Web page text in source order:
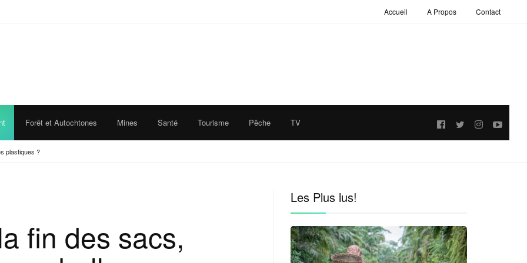
Accueil A Propos Contact
Forêt et Autochtones Mines Santé Tourisme Pêche TV Follow
plastiques ?
fin des sacs,
Les Plus lus!